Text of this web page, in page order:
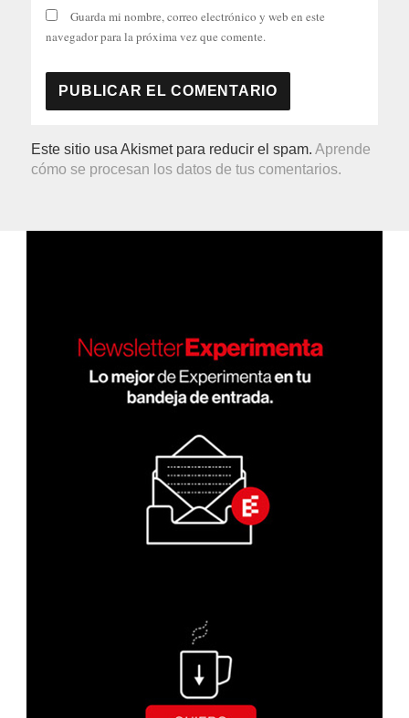
Guarda mi nombre, correo electrónico y web en este
navegador para la próxima vez que comente.
Este sitio usa Akismet para reducir el spam.Aprende
cómo se procesan los datos de tus comentarios.